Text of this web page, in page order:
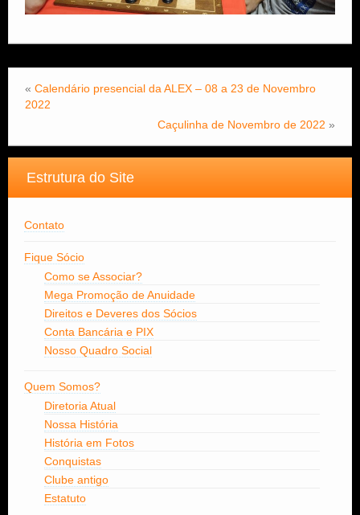
« Calendário presencial da ALEX – 08 a 23 de Novembro
2022
Caçulinha de Novembro de 2022 »
Estrutura do Site
Contato
Fique Sócio
Como se Associar?
Mega Promoção de Anuidade
Direitos e Deveres dos Sócios
Conta Bancária e PIX
Nosso Quadro Social
Quem Somos?
Diretoria Atual
Nossa História
História em Fotos
Conquistas
Clube antigo
Estatuto